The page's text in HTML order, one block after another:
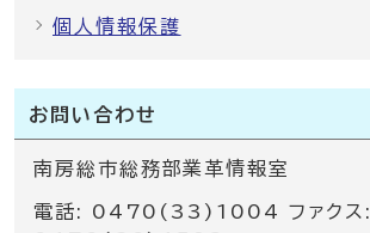
個人情報保護
お問い合わせ
南房総市総務部業革情報室
電話: 0470(33)1004 ファクス: